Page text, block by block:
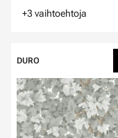
+3 vaihtoehtoja
DURO